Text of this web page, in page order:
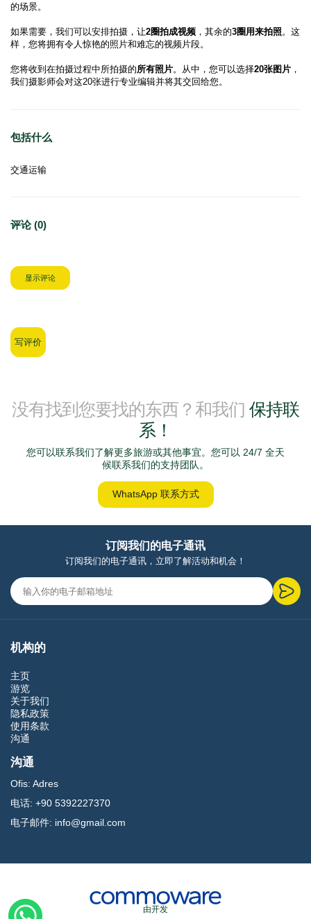
的场景。
如果需要，我们可以安排拍摄，让2圈拍成视频 ，其余的3圈用来拍照。这
样，您将拥有令人惊艳的照片和难忘的视频片段。
您将收到在拍摄过程中所拍摄的所有照片。从中，您可以选择20张图片 ，
我们摄影师会对这20张进行专业编辑并将其交回给您。
包括什么
交通运输
评论 (0)
显示评论
写评价
没有找到您要找的东西？和我们 保持联
系！
您可以联系我们了解更多旅游或其他事宜。您可以 24/7 全天
候联系我们的支持团队。
WhatsApp 联系方式
订阅我们的电子通讯
订阅我们的电子通讯，立即了解活动和机会！
机构的
主页
游览
关于我们
隐私政策
使用条款
沟通
沟通
Ofis: Adres
电话: +90 5392227370
电子邮件: info@gmail.com
由开发